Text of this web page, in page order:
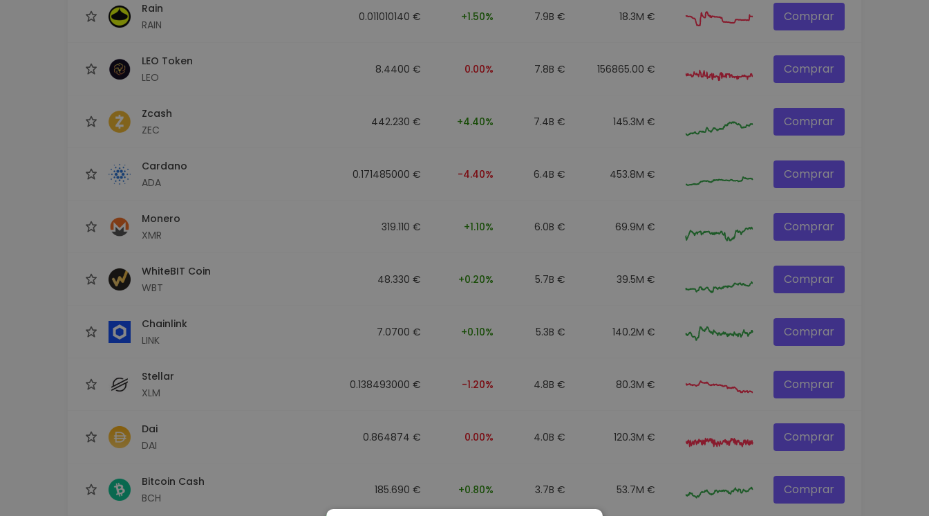
Rain
RAIN
0.011010140 € +1.50% 7.9B € 18.3M € Comprar
LEO Token
LEO
8.4400 € 0.00% 7.8B € 156865.00 € Comprar
Zcash
ZEC
442.230 € +4.40% 7.4B € 145.3M € Comprar
Cardano
ADA
0.171485000 € -4.40% 6.4B € 453.8M € Comprar
Monero
XMR
319.110 € +1.10% 6.0B € 69.9M € Comprar
WhiteBIT Coin
WBT
48.330 € +0.20% 5.7B € 39.5M € Comprar
Chainlink
LINK
7.0700 € +0.10% 5.3B € 140.2M € Comprar
Stellar
XLM
0.138493000 € -1.20% 4.8B € 80.3M € Comprar
Dai
DAI
0.864874 € 0.00% 4.0B € 120.3M € Comprar
Bitcoin Cash
BCH
185.690 € +0.80% 3.7B € 53.7M € Comprar